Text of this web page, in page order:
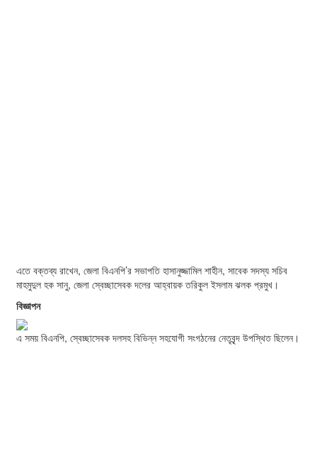
এতে বক্তব্য রাখেন, জেলা বিএনপি’র সভাপতি হাসানুজ্জামিল শাহীন, সাবেক সদস্য সচিব
মাহমুদুল হক সানু, জেলা স্বেচ্ছাসেবক দলের আহ্বায়ক তরিকুল ইসলাম ঝলক প্রমুখ।
বিজ্ঞাপন
এ সময় বিএনপি, স্বেচ্ছাসেবক দলসহ বিভিন্ন সহযোগী সংগঠনের নেতৃবৃন্দ উপস্থিত ছিলেন।